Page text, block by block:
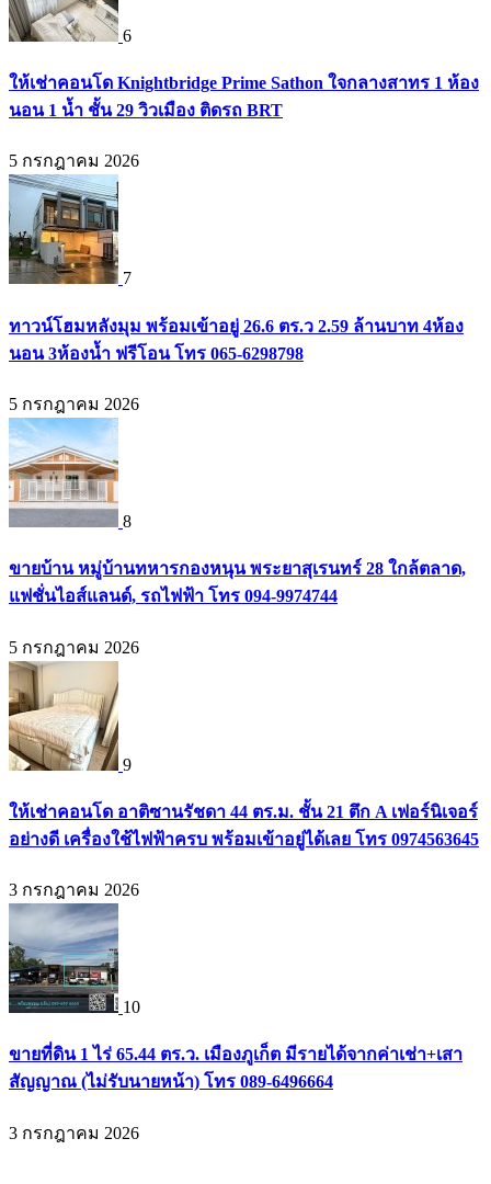
6
ให้เช่าคอนโด Knightbridge Prime Sathon ใจกลางสาทร 1 ห้อง
นอน 1 น้ำ ชั้น 29 วิวเมือง ติดรถ BRT
5 กรกฎาคม 2026
7
ทาวน์โฮมหลังมุม พร้อมเข้าอยู่ 26.6 ตร.ว 2.59 ล้านบาท 4ห้อง
นอน 3ห้องน้ำ ฟรีโอน โทร 065-6298798
5 กรกฎาคม 2026
8
ขายบ้าน หมู่บ้านทหารกองหนุน พระยาสุเรนทร์ 28 ใกล้ตลาด,
แฟชั่นไอส์แลนด์, รถไฟฟ้า โทร 094-9974744
5 กรกฎาคม 2026
9
ให้เช่าคอนโด อาติซานรัชดา 44 ตร.ม. ชั้น 21 ตึก A เฟอร์นิเจอร์
อย่างดี เครื่องใช้ไฟฟ้าครบ พร้อมเข้าอยู่ได้เลย โทร 0974563645
3 กรกฎาคม 2026
10
ขายที่ดิน 1 ไร่ 65.44 ตร.ว. เมืองภูเก็ต มีรายได้จากค่าเช่า+เสา
สัญญาณ (ไม่รับนายหน้า) โทร 089-6496664
3 กรกฎาคม 2026